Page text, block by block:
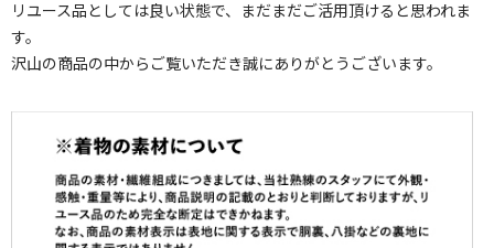
リユース品としては良い状態で、まだまだご活用頂けると思われま
す。
沢山の商品の中からご覧いただき誠にありがとうございます。